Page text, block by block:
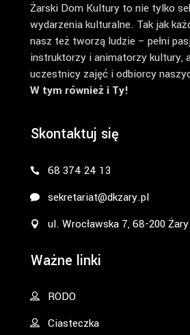
Żarski Dom Kultury to nie tylko
wydarzenia kulturalne. Tak jak
nasz też tworzą ludzie – pełni
instruktorzy i animatorzy kultury,
uczestnicy zajęć i odbiorcy
W tym również i Ty!
Skontaktuj się
68 374 24 13
sekretariat@dkzary.pl
ul. Wrocławska 7, 68-200 Żary
Ważne linki
RODO
Ciasteczka